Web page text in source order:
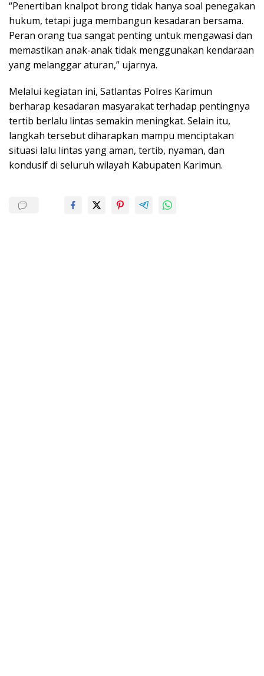
“Penertiban knalpot brong tidak hanya soal penegakan
hukum, tetapi juga membangun kesadaran bersama.
Peran orang tua sangat penting untuk mengawasi dan
memastikan anak-anak tidak menggunakan kendaraan
yang melanggar aturan,” ujarnya.
Melalui kegiatan ini, Satlantas Polres Karimun
berharap kesadaran masyarakat terhadap pentingnya
tertib berlalu lintas semakin meningkat. Selain itu,
langkah tersebut diharapkan mampu menciptakan
situasi lalu lintas yang aman, tertib, nyaman, dan
kondusif di seluruh wilayah Kabupaten Karimun.